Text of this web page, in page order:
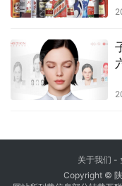
关于我们 -
Copyright ©